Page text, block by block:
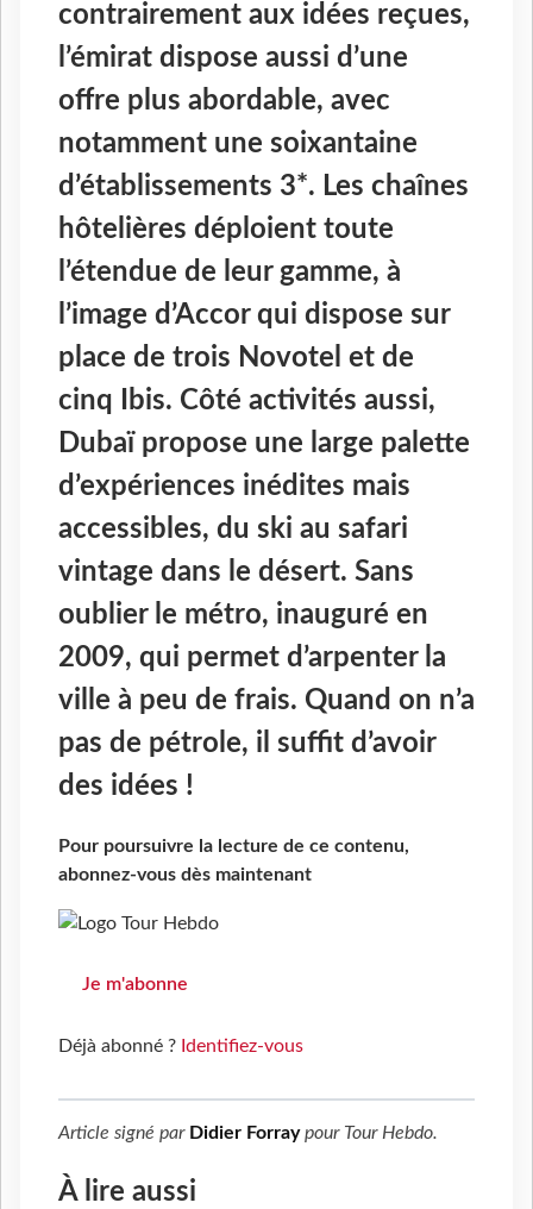
contrairement aux idées reçues,
l’émirat dispose aussi d’une
offre plus abordable, avec
notamment une soixantaine
d’établissements 3*. Les chaînes
hôtelières déploient toute
l’étendue de leur gamme, à
l’image d’Accor qui dispose sur
place de trois Novotel et de
cinq Ibis. Côté activités aussi,
Dubaï propose une large palette
d’expériences inédites mais
accessibles, du ski au safari
vintage dans le désert. Sans
oublier le métro, inauguré en
2009, qui permet d’arpenter la
ville à peu de frais. Quand on n’a
pas de pétrole, il suffit d’avoir
des idées !
Pour poursuivre la lecture de ce contenu,
abonnez-vous dès maintenant
Je m'abonne
Déjà abonné ? Identifiez-vous
Article signé par Didier Forraypour Tour Hebdo.
À lire aussi